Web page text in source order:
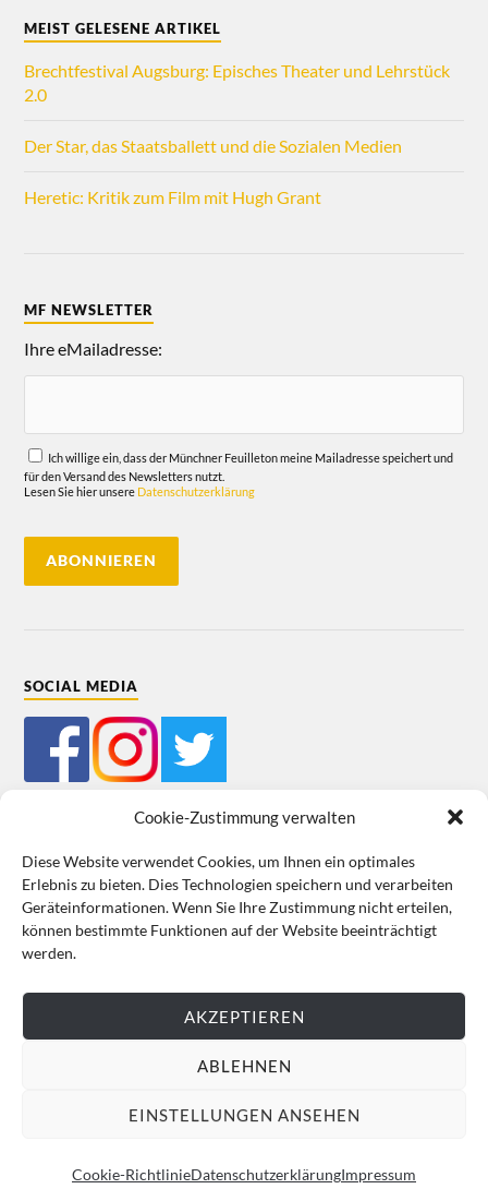
Cookie-Zustimmung verwalten
Diese Website verwendet Cookies, um Ihnen ein optimales
Erlebnis zu bieten. Dies Technologien speichern und verarbeiten
Geräteinformationen. Wenn Sie Ihre Zustimmung nicht erteilen,
können bestimmte Funktionen auf der Website beeinträchtigt
werden.
AKZEPTIEREN
ABLEHNEN
EINSTELLUNGEN ANSEHEN
Cookie-RichtlinieDatenschutzerklärungImpressum
MEIST GELESENE ARTIKEL
Brechtfestival Augsburg: Episches Theater und Lehrstück
2.0
Der Star, das Staatsballett und die Sozialen Medien
Heretic: Kritik zum Film mit Hugh Grant
MF NEWSLETTER
Ihre eMailadresse:
Ich willige ein, dass der Münchner Feuilleton meine Mailadresse speichert und
für den Versand des Newsletters nutzt.
Lesen Sie hier unsere Datenschutzerklärung
SOCIAL MEDIA
Impressum Datenschutz Cookie-Richtlinie (EU) AGB